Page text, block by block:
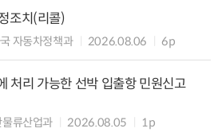
조치(리콜)
자동차정책과 2026.08.06 6p
처리 가능한 선박 입출항 민원신고
류산업과 2026.08.05 1p